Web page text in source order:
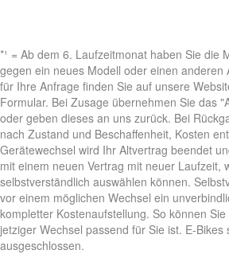
*¹ = Ab dem 6. Laufzeitmonat haben Sie die
gegen ein neues Modell oder einen anderen
für Ihre Anfrage finden Sie auf unsere
Formular. Bei Zusage übernehmen Sie das
oder geben dieses an uns zurück. Bei
nach Zustand und Beschaffenheit, Kosten
Gerätewechsel wird Ihr Altvertrag beendet
mit einem neuen Vertrag mit neuer Laufzeit,
selbstverständlich auswählen können.
vor einem möglichen Wechsel ein
kompletter Kostenaufstellung. So können
jetziger Wechsel passend für Sie ist. E-
ausgeschlossen.